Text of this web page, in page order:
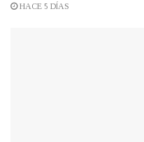
HACE 5 DÍAS